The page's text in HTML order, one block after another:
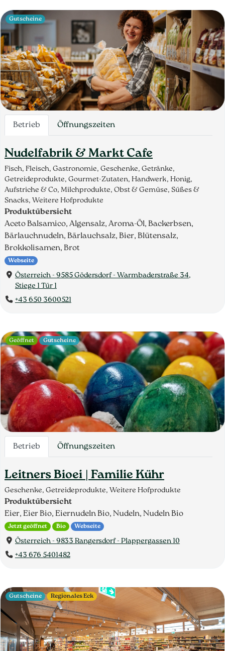
Betrieb Öffnungszeiten
Nudelfabrik & Markt Cafe
Fisch, Fleisch, Gastronomie, Geschenke, Getränke,
Getreideprodukte, Gourmet-Zutaten, Handwerk, Honig,
Aufstriche & Co, Milchprodukte, Obst & Gemüse, Süßes &
Snacks, Weitere Hofprodukte
Produktübersicht
Aceto Balsamico, Algensalz, Aroma-Öl, Backerbsen,
Bärlauchnudeln, Bärlauchsalz, Bier, Blütensalz,
Brokkolisamen, Brot
Webseite
Österreich - 9585 Gödersdorf - Warmbaderstraße 34,
Stiege 1 Tür 1
+43 650 3600521
Gutscheine
Betrieb Öffnungszeiten
Leitners Bioei | Familie Kühr
Geschenke, Getreideprodukte, Weitere Hofprodukte
Produktübersicht
Eier, Eier Bio, Eiernudeln Bio, Nudeln, Nudeln Bio
Jetzt geöffnet Bio Webseite
Österreich - 9833 Rangersdorf - Plappergassen 10
+43 676 5401482
Geöffnet Gutscheine
Gutscheine Regionales Eck